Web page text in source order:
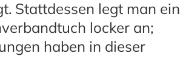
Stattdessen legt man ein
locker an;
haben in dieser